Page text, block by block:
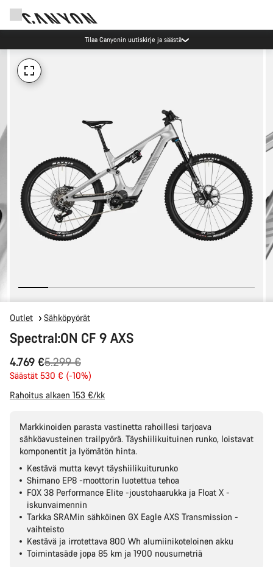
Tilaa Canyonin uutiskirje ja säästä
Outlet Sähköpyörät
Spectral:ON CF 9 AXS
4.769 €
Alkuperäinen
hinta
5.299 €
Säästät 530 € (-10%)
Rahoitus alkaen 153 €/kk
Markkinoiden parasta vastinetta rahoillesi tarjoava
sähköavusteinen trailpyörä. Täyshiilikuituinen runko, loistavat
komponentit ja lyömätön hinta.
Kestävä mutta kevyt täyshiilikuiturunko
Shimano EP8 -moottorin luotettua tehoa
FOX 38 Performance Elite -joustohaarukka ja Float X -
iskunvaimennin
Tarkka SRAMin sähköinen GX Eagle AXS Transmission -
vaihteisto
Kestävä ja irrotettava 800 Wh alumiinikoteloinen akku
Toimintasäde jopa 85 km ja 1900 nousumetriä